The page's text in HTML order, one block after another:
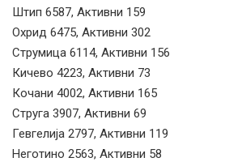
Штип 6587, Активни 159
Охрид 6475, Активни 302
Струмица 6114, Активни 156
Кичево 4223, Активни 73
Кочани 4002, Активни 165
Струга 3907, Активни 69
Гевгелија 2797, Активни 119
Неготино 2563, Активни 58